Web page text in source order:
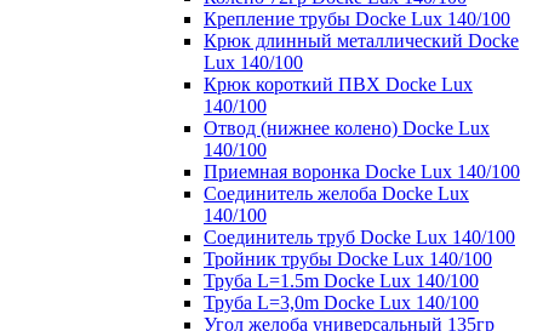
Крепление трубы Docke Lux 140/100
Крюк длинный металлический Docke
Lux 140/100
Крюк короткий ПВХ Docke Lux
140/100
Отвод (нижнее колено) Docke Lux
140/100
Приемная воронка Docke Lux 140/100
Соединитель желоба Docke Lux
140/100
Соединитель труб Docke Lux 140/100
Тройник трубы Docke Lux 140/100
Труба L=1.5m Docke Lux 140/100
Труба L=3,0m Docke Lux 140/100
Угол желоба универсальный 135гр